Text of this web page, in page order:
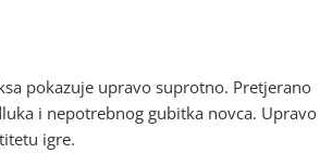
pokazuje upravo suprotno. Pretjerano
i nepotrebnog gubitka novca. Upravo
igre.